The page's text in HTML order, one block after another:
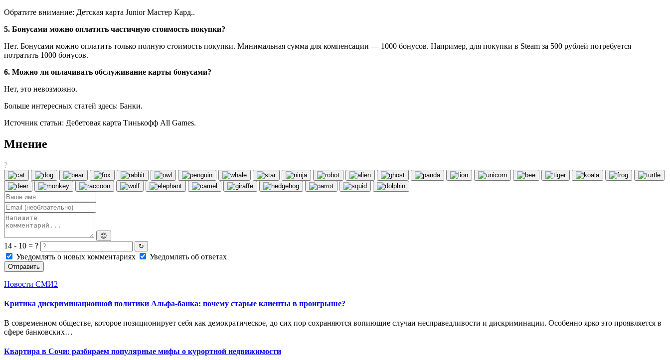
Обратите внимание: Детская карта Junior Мастер Кард..
5. Бонусами можно оплатить частичную стоимость покупки?
Нет. Бонусами можно оплатить только полную стоимость покупки. Минимальная сумма для компенсации — 1000 бонусов. Например, для покупки в Steam за 500 рублей потребуется
потратить 1000 бонусов.
6. Можно ли оплачивать обслуживание карты бонусами?
Нет, это невозможно.
Больше интересных статей здесь: Банки.
Источник статьи: Дебетовая карта Тинькофф All Games.
Мнение
?
😊
14 - 10 = ? ↻
Уведомлять о новых комментариях Уведомлять об ответах
Отправить
Новости СМИ2
Критика дискриминационной политики Альфа-банка: почему старые клиенты в проигрыше?
В современном обществе, которое позиционирует себя как демократическое, до сих пор сохраняются вопиющие случаи несправедливости и дискриминации. Особенно ярко это проявляется в
сфере банковских…
Квартира в Сочи: разбираем популярные мифы о курортной недвижимости